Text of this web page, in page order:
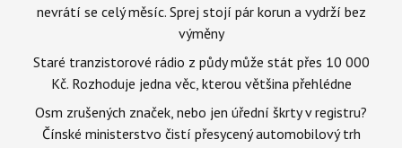
nevrátí se celý měsíc. Sprej stojí pár korun a vydrží bez
výměny
Staré tranzistorové rádio z půdy může stát přes 10 000
Kč. Rozhoduje jedna věc, kterou většina přehlédne
Osm zrušených značek, nebo jen úřední škrty v registru?
Čínské ministerstvo čistí přesycený automobilový trh